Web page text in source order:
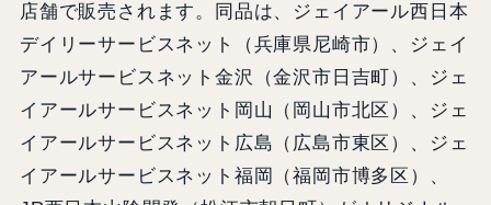
店舗で販売されます。同品は、ジェイアール西日本
デイリーサービスネット（兵庫県尼崎市）、ジェイ
アールサービスネット金沢（金沢市日吉町）、ジェ
イアールサービスネット岡山（岡山市北区）、ジェ
イアールサービスネット広島（広島市東区）、ジェ
イアールサービスネット福岡（福岡市博多区）、